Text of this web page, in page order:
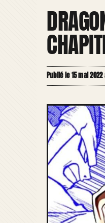
Publié le 15 mai 2022